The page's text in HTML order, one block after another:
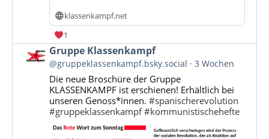
klassenkampf.net
1
Beitrag
von
Gruppe
Klassenkampf
Bluesky
ansehen
Gruppe Klassenkampf
@gruppeklassenkampf.bsky.social 3 Wochen
Die neue Broschüre der Gruppe
KLASSENKAMPF ist erschienen! Erhältlich bei
unseren Genoss*innen.#spanischerevolution
#gruppeklassenkampf #kommunistischehefte